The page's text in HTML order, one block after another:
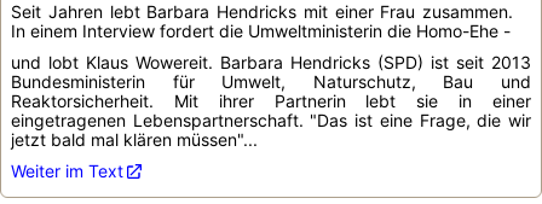
Seit Jahren lebt Barbara Hendricks mit einer Frau zusammen.
In einem Interview fordert die Umweltministerin die Homo-Ehe -
und lobt Klaus Wowereit. Barbara Hendricks (SPD) ist seit 2013
Bundesministerin für Umwelt, Naturschutz, Bau und
Reaktorsicherheit. Mit ihrer Partnerin lebt sie in einer
eingetragenen Lebenspartnerschaft. "Das ist eine Frage, die wir
jetzt bald mal klären müssen"...
Weiter im Text